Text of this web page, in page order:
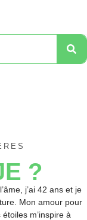
?
j’ai 42 ans et je
Mon amour pour
m’inspire à